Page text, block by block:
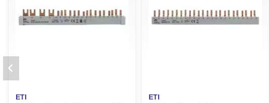
ETI
ETI